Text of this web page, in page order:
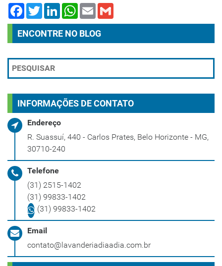
FacebookTwitterLinkedInWhatsApp
Email
ENCONTRE NO BLOG
INFORMAÇÕES DE CONTATO
Endereço
R. Suassuí, 440 - Carlos Prates, Belo Horizonte - MG,
30710-240
Telefone
(31) 2515-1402
(31) 99833-1402
(31) 99833-1402
Email
contato@lavanderiadiaadia.com.br